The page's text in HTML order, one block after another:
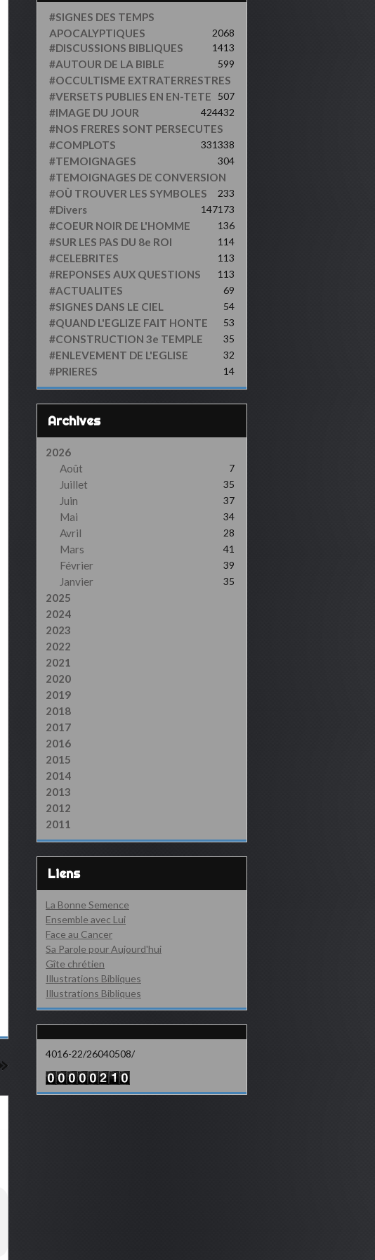
#SIGNES DES TEMPS
APOCALYPTIQUES 2068
#DISCUSSIONS BIBLIQUES 1413
#AUTOUR DE LA BIBLE 599
#OCCULTISME EXTRATERRESTRES
507
#VERSETS PUBLIES EN EN-TETE
432
#IMAGE DU JOUR 424
#NOS FRERES SONT PERSECUTES
338
#COMPLOTS 331
#TEMOIGNAGES 304
#TEMOIGNAGES DE CONVERSION
233
#OÙ TROUVER LES SYMBOLES
173
#Divers 147
#COEUR NOIR DE L'HOMME 136
#SUR LES PAS DU 8e ROI 114
#CELEBRITES 113
#REPONSES AUX QUESTIONS 113
#ACTUALITES 69
#SIGNES DANS LE CIEL 54
#QUAND L'EGLIZE FAIT HONTE 53
#CONSTRUCTION 3e TEMPLE 35
#ENLEVEMENT DE L'EGLISE 32
#PRIERES 14
Archives
2026
Août
7
Juillet 35
Juin 37
Mai 34
Avril 28
Mars 41
Février 39
Janvier 35
2025
2024
2023
2022
2021
2020
2019
2018
2017
2016
2015
2014
2013
2012
2011
Liens
La Bonne Semence
Ensemble avec Lui
Face au Cancer
Sa Parole pour Aujourd'hui
Gîte chrétien
Illustrations Bibliques
Illustrations Bibliques
4016-22/26040508/